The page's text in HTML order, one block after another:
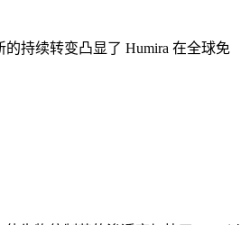
持续转变凸显了 Humira 在全球免